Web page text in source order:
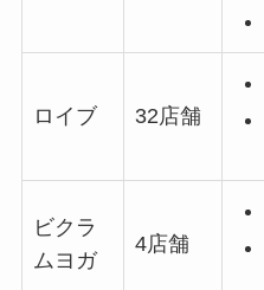
ロイブ 32店舗
ビクラ
ムヨガ
4店舗